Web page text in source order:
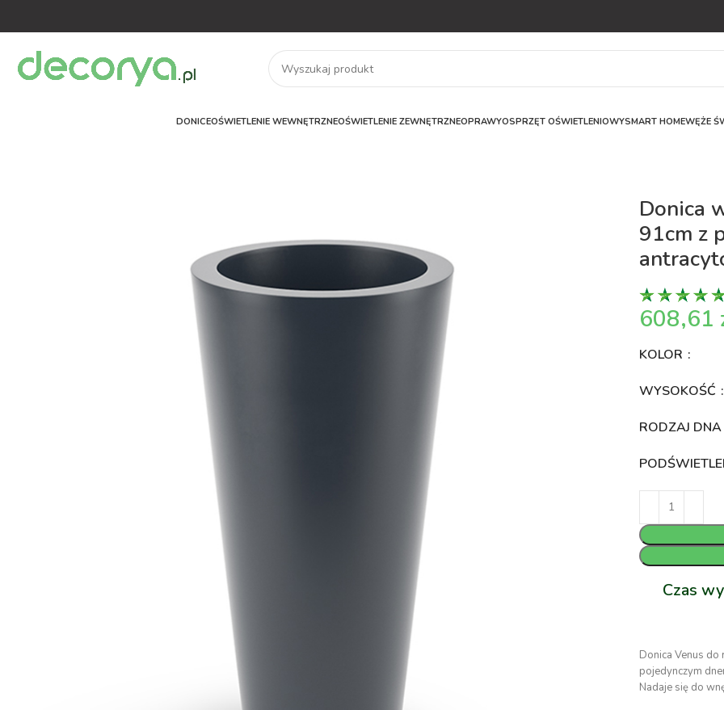
DONICEOŚWIETLENIE WEWNĘTRZNEOŚWIETLENIE ZEWNĘTRZNEOPRAWYOSPRZĘT OŚWIETLENIOWYSMART HOMEWĘŻE
Donica
91cm z
KOLOR
WYSOKOŚĆ
RODZAJ DNA
Czas
Donica Venus
pojedynczym
Nadaje się do